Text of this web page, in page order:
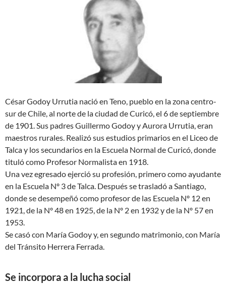
César Godoy Urrutia nació en Teno, pueblo en la zona centro-
sur de Chile, al norte de la ciudad de Curicó, el 6 de septiembre
de 1901. Sus padres Guillermo Godoy y Aurora Urrutia, eran
maestros rurales. Realizó sus estudios primarios en el Liceo de
Talca y los secundarios en la Escuela Normal de Curicó, donde
tituló como Profesor Normalista en 1918.
Una vez egresado ejerció su profesión, primero como ayudante
en la Escuela Nº 3 de Talca. Después se trasladó a Santiago,
donde se desempeñó como profesor de las Escuela Nº 12 en
1921, de la Nº 48 en 1925, de la Nº 2 en 1932 y de la Nº 57 en
1953.
Se casó con María Godoy y, en segundo matrimonio, con María
del Tránsito Herrera Ferrada.
Se incorpora a la lucha social